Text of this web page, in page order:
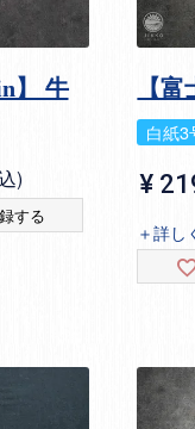
】 牛
する
【
白紙3
¥
＋詳し